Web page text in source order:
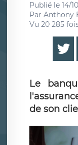
Publié le 14/
Par Anthony
Vu 20 285
Le
de son